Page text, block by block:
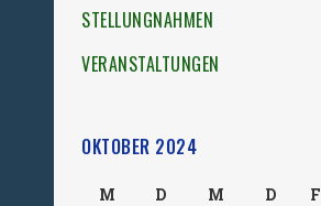
STELLUNGNAHMEN
VERANSTALTUNGEN
OKTOBER 2024
M D M D F